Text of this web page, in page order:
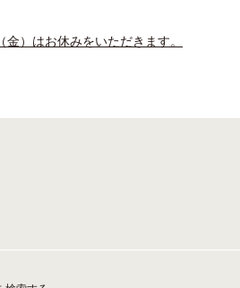
t
e
金）はお休みをいただきます。